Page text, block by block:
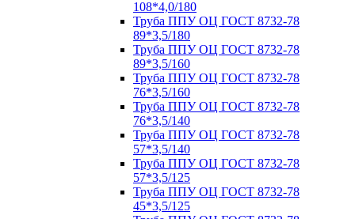
108*4,0/180
Труба ППУ ОЦ ГОСТ 8732-78
89*3,5/180
Труба ППУ ОЦ ГОСТ 8732-78
89*3,5/160
Труба ППУ ОЦ ГОСТ 8732-78
76*3,5/160
Труба ППУ ОЦ ГОСТ 8732-78
76*3,5/140
Труба ППУ ОЦ ГОСТ 8732-78
57*3,5/140
Труба ППУ ОЦ ГОСТ 8732-78
57*3,5/125
Труба ППУ ОЦ ГОСТ 8732-78
45*3,5/125